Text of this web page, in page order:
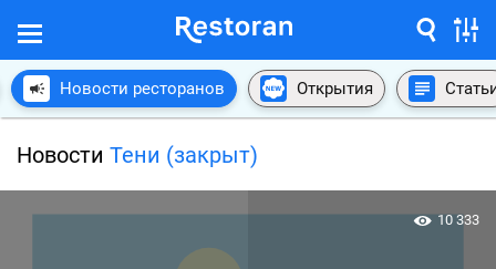
Новости ресторанов Открытия
Новости Тени (закрыт)
10 333